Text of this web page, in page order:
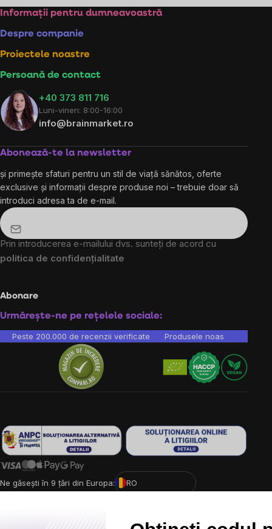
listărilor
Subsol
Informații pentru dumneavoastră
Despre companie
Proiectele noastre
Persoană de contact
+40 373 811 716
Luni-vineri: 8:00-16:00
info@brainmarket.ro
Abonează-te la newsletter
și primește sfaturi pentru un stil de viață sănătos, oferte
exclusive și informații despre produse noi – trebuie doar să
introduci adresa ta de e-mail.
Prin introducerea e-mailului dvs. sunteți de acord cu
politica de confidențialitate
Abonare
Urmărește-ne pe rețelele sociale:
Peste 200.000 de recenzii verificate Produsele noastre sunt
Ne găsești în 9 țări din Europa:
RO
Creat de Shoptet Premium